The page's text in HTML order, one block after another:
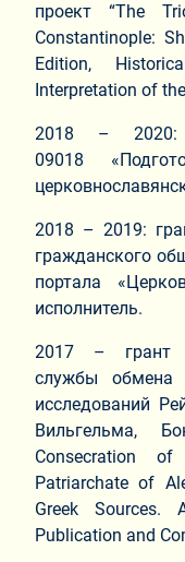
проект “The
Constantinople:
Edition,
Interpretation of
2018 –
09018
2018 – 2019:
гражданского
портала
исполнитель.
2017 – грант
службы обмена
исследований
Вильгельма,
Consecration
Patriarchate of
Greek Sources.
Publication and